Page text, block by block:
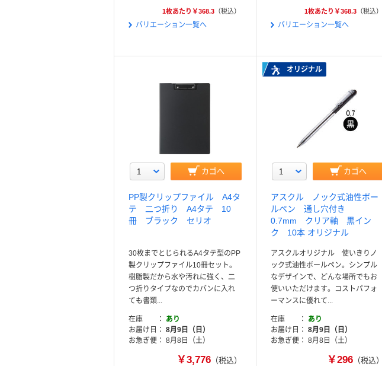
1枚あたり￥368.3（税込）
バリエーション一覧へ
1枚あたり￥368.3（税込）
バリエーション一覧へ
カゴへ
PP製クリップファイル A4タ
テ 二つ折り A4タテ 10
冊 ブラック セリオ
30枚までとじられるA4タテ型のPP
製クリップファイル10冊セット。
樹脂製だから水や汚れに強く、二
つ折りタイプなのでカバンに入れ
ても書類...
在庫
あり
お届け日
8月9日（日）
お急ぎ便
8月8日（土）
￥3,776（税込）
オリジナル
カゴへ
アスクル ノック式油性ボー
ルペン 通し穴付き
0.7mm クリア軸 黒イン
ク 10本 オリジナル
アスクルオリジナル 使いきりノ
ック式油性ボールペン。シンプル
なデザインで、どんな場所でもお
使いいただけます。コストパフォ
ーマンスに優れて...
在庫
あり
お届け日
8月9日（日）
お急ぎ便
8月8日（土）
￥296（税込）